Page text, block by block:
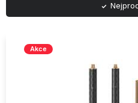
Akce